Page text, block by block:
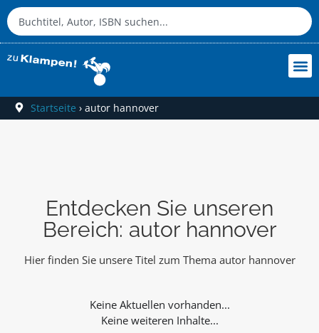
Startseite › autor hannover
Entdecken Sie unseren
Bereich: autor hannover
Hier finden Sie unsere Titel zum Thema autor hannover
Keine weiteren Inhalte...